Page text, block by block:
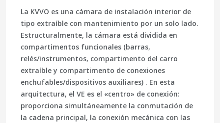
La KVVO es una cámara de instalación interior de
tipo extraíble con mantenimiento por un solo lado.
Estructuralmente, la cámara está dividida en
compartimentos funcionales (barras,
relés/instrumentos, compartimento del carro
extraíble y compartimento de conexiones
enchufables/dispositivos auxiliares) . En esta
arquitectura, el VE es el «centro» de conexión:
proporciona simultáneamente la conmutación de
la cadena principal, la conexión mecánica con las